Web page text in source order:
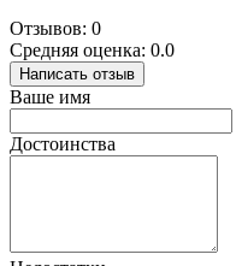
Отзывов: 0
Средняя оценка: 0.0
Написать отзыв
Ваше имя
Достоинства